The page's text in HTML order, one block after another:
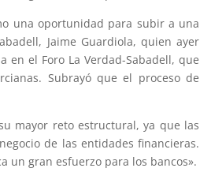
una oportunidad para subir a una
Jaime Guardiola, quien ayer
en el Foro La Verdad-Sabadell, que
Subrayó que el proceso de
mayor reto estructural, ya que las
de las entidades financieras.
un gran esfuerzo para los bancos».